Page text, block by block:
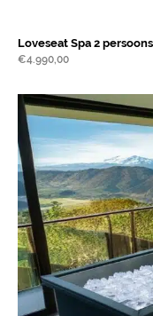
Loveseat Spa 2
€4.990,00